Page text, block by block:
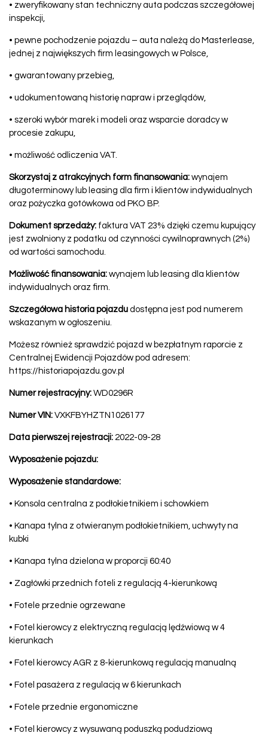
• zweryfikowany stan techniczny auta podczas szczegółowej
inspekcji,
• pewne pochodzenie pojazdu – auta należą do Masterlease,
jednej z największych firm leasingowych w Polsce,
• gwarantowany przebieg,
• udokumentowaną historię napraw i przeglądów,
• szeroki wybór marek i modeli oraz wsparcie doradcy w
procesie zakupu,
• możliwość odliczenia VAT.
Skorzystaj z atrakcyjnych form finansowania: wynajem
długoterminowy lub leasing dla firm i klientów indywidualnych
oraz pożyczka gotówkowa od PKO BP.
Dokument sprzedaży: faktura VAT 23% dzięki czemu kupujący
jest zwolniony z podatku od czynności cywilnoprawnych (2%)
od wartości samochodu.
Możliwość finansowania: wynajem lub leasing dla klientów
indywidualnych oraz firm.
Szczegółowa historia pojazdu dostępna jest pod numerem
wskazanym w ogłoszeniu.
Możesz również sprawdzić pojazd w bezpłatnym raporcie z
Centralnej Ewidencji Pojazdów pod adresem:
https://historiapojazdu.gov.pl
Numer rejestracyjny: WD0296R
Numer VIN: VXKFBYHZTN1026177
Data pierwszej rejestracji: 2022-09-28
Wyposażenie pojazdu:
Wyposażenie standardowe:
• Konsola centralna z podłokietnikiem i schowkiem
• Kanapa tylna z otwieranym podłokietnikiem, uchwyty na
kubki
• Kanapa tylna dzielona w proporcji 60:40
• Zagłówki przednich foteli z regulacją 4-kierunkową
• Fotele przednie ogrzewane
• Fotel kierowcy z elektryczną regulacją lędźwiową w 4
kierunkach
• Fotel kierowcy AGR z 8-kierunkową regulacją manualną
• Fotel pasażera z regulacją w 6 kierunkach
• Fotele przednie ergonomiczne
• Fotel kierowcy z wysuwaną poduszką podudziową